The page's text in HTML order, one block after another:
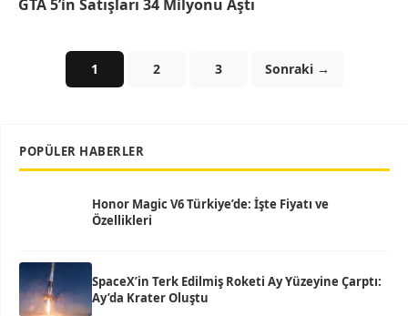
GTA 5’in Satışları 34 Milyonu Aştı
1 2 3 Sonraki →
POPÜLER HABERLER
Honor Magic V6 Türkiye’de: İşte Fiyatı ve
Özellikleri
SpaceX’in Terk Edilmiş Roketi Ay Yüzeyine Çarptı:
Ay’da Krater Oluştu